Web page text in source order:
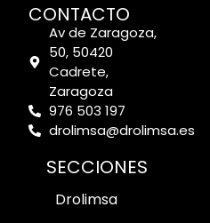
CONTACTO
Av de Zaragoza,
50, 50420
Cadrete,
Zaragoza
976 503 197
drolimsa@drolimsa.es
SECCIONES
Drolimsa